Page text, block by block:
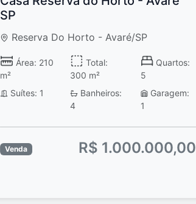
SP
Reserva Do Horto - Avaré/SP
Área: 210
m²
Total:
300 m²
Quartos:
5
Suítes: 1
Banheiros:
4
Garagem:
1
Venda R$ 1.000.000,00